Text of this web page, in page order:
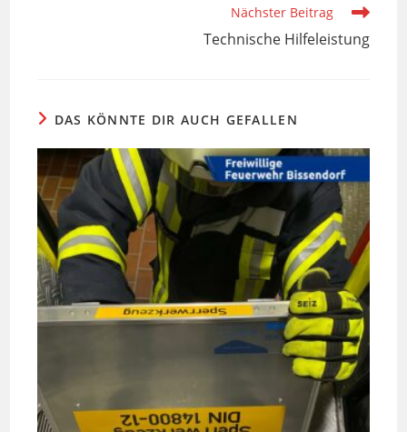
Nächster Beitrag
Technische Hilfeleistung
DAS KÖNNTE DIR AUCH GEFALLEN